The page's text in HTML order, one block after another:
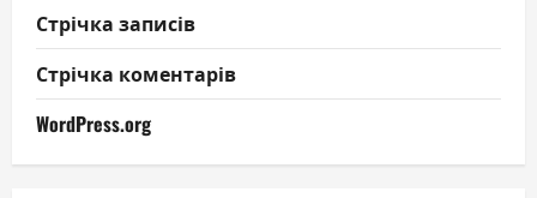
Стрічка записів
Стрічка коментарів
WordPress.org